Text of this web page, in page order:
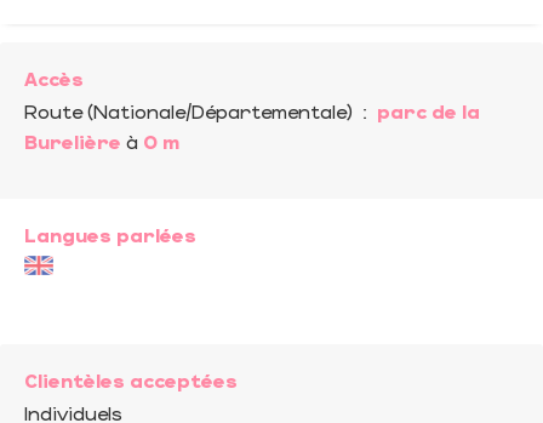
Accès
Route (Nationale/Départementale) : parc de la
Burelière à 0 m
Langues parlées
Clientèles acceptées
Individuels